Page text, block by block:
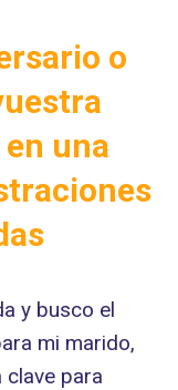
o
una
y busco el
mi marido,
clave para